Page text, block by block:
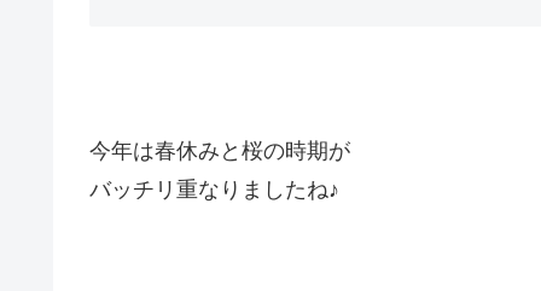
今年は春休みと桜の時期が
バッチリ重なりましたね♪